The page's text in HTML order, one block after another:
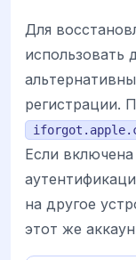
Для
использовать
регистрации.
Если
на другое
этот же